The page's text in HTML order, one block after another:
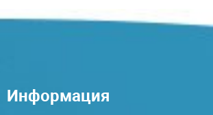
Информация